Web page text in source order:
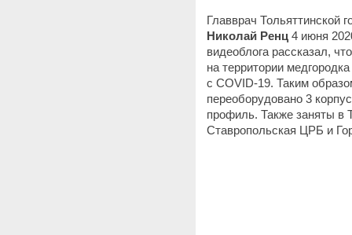
Главврач Тольяттинской
Николай Ренц 4 июня
видеоблога рассказал,
на территории
с COVID-19. Таким
переоборудовано 3
профиль. Также заняты в
Ставропольская ЦРБ и